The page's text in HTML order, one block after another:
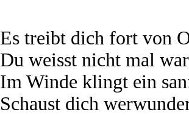
Es treibt dich fort von
Du weisst nicht mal
Im Winde klingt ein
Schaust dich